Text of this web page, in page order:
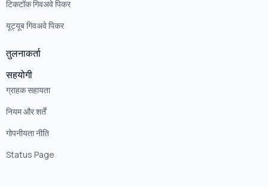
टिकटॉक गिवअवे पिकर
यूट्यूब गिवअवे पिकर
तुलनाकर्ता
सहयोगी
ग्राहक सहायता
नियम और शर्तें
गोपनीयता नीति
Status Page